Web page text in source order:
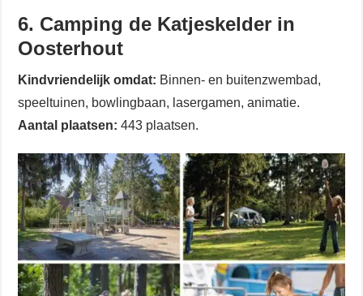
6. Camping de Katjeskelder in
Oosterhout
Kindvriendelijk omdat: Binnen- en buitenzwembad,
speeltuinen, bowlingbaan, lasergamen, animatie.
Aantal plaatsen:443 plaatsen.